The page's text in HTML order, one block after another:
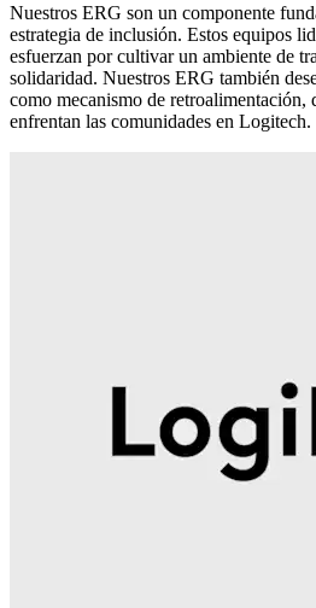
Nuestros ERG son un componente
estrategia de inclusión. Estos equipos
esfuerzan por cultivar un ambiente de
solidaridad. Nuestros ERG también
como mecanismo de retroalimentación,
enfrentan las comunidades en Logitech.